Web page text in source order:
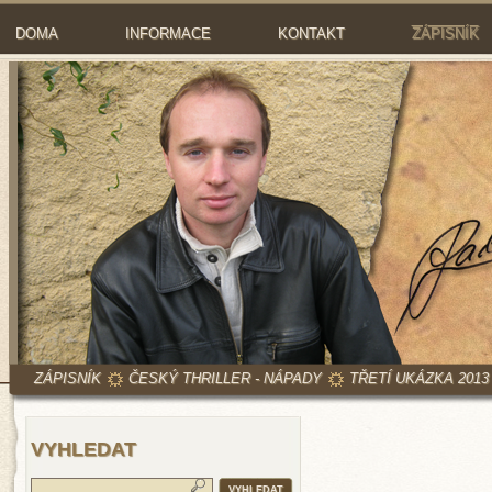
DOMA INFORMACE KONTAKT ZÁPISNÍK
ZÁPISNÍK ČESKÝ THRILLER - NÁPADY TŘETÍ UKÁZKA 2013
VYHLEDAT